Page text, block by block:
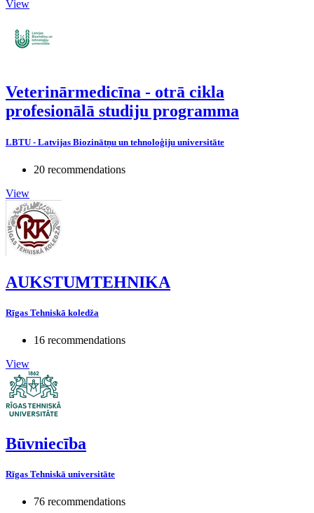
View
Veterinārmedicīna - otrā cikla
profesionālā studiju programma
LBTU - Latvijas Biozinātņu un tehnoloģiju universitāte
20 recommendations
View
AUKSTUMTEHNIKA
Rīgas Tehniskā koledža
16 recommendations
View
Būvniecība
Rīgas Tehniskā universitāte
76 recommendations